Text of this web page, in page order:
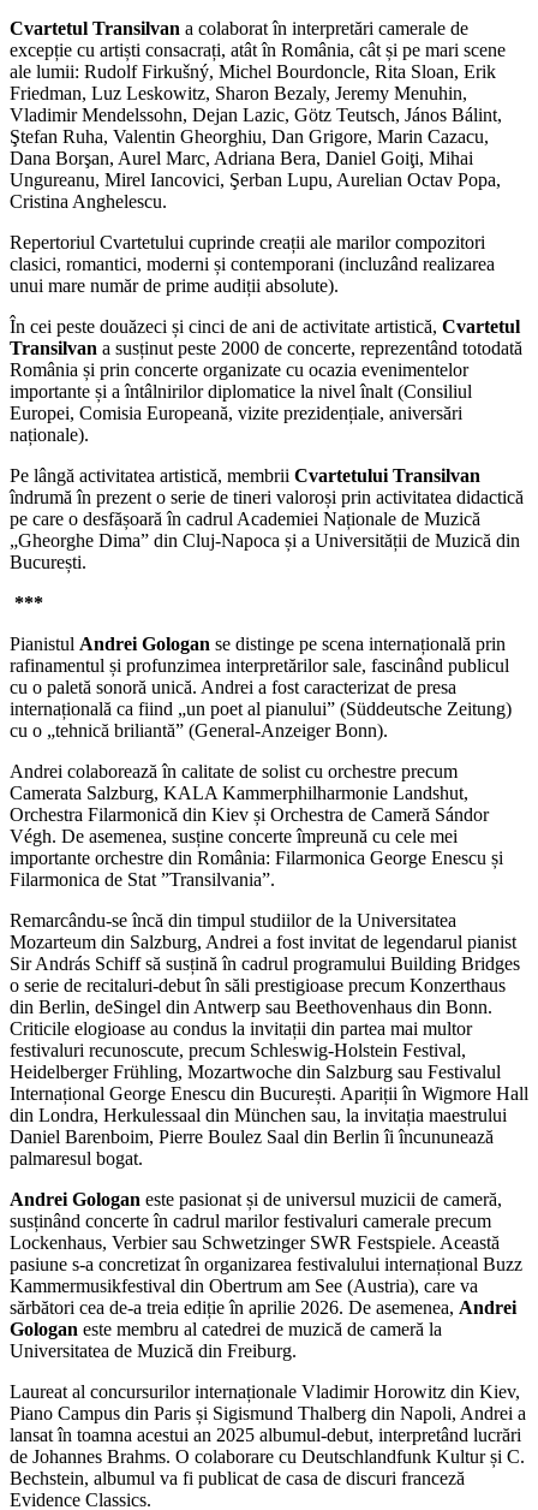
Cvartetul Transilvan a colaborat în interpretări camerale de
excepție cu artiști consacrați, atât în România, cât și pe mari scene
ale lumii: Rudolf Firkušný, Michel Bourdoncle, Rita Sloan, Erik
Friedman, Luz Leskowitz, Sharon Bezaly, Jeremy Menuhin,
Vladimir Mendelssohn, Dejan Lazic, Götz Teutsch, János Bálint,
Ştefan Ruha, Valentin Gheorghiu, Dan Grigore, Marin Cazacu,
Dana Borşan, Aurel Marc, Adriana Bera, Daniel Goiţi, Mihai
Ungureanu, Mirel Iancovici, Şerban Lupu, Aurelian Octav Popa,
Cristina Anghelescu.
Repertoriul Cvartetului cuprinde creații ale marilor compozitori
clasici, romantici, moderni și contemporani (incluzând realizarea
unui mare număr de prime audiții absolute).
În cei peste douăzeci și cinci de ani de activitate artistică, Cvartetul
Transilvan a susținut peste 2000 de concerte, reprezentând totodată
România și prin concerte organizate cu ocazia evenimentelor
importante și a întâlnirilor diplomatice la nivel înalt (Consiliul
Europei, Comisia Europeană, vizite prezidențiale, aniversări
naționale).
Pe lângă activitatea artistică, membrii Cvartetului Transilvan
îndrumă în prezent o serie de tineri valoroși prin activitatea didactică
pe care o desfășoară în cadrul Academiei Naționale de Muzică
„Gheorghe Dima” din Cluj-Napoca și a Universității de Muzică din
București.
***
Pianistul Andrei Gologan se distinge pe scena internațională prin
rafinamentul și profunzimea interpretărilor sale, fascinând publicul
cu o paletă sonoră unică. Andrei a fost caracterizat de presa
internațională ca fiind „un poet al pianului” (Süddeutsche Zeitung)
cu o „tehnică briliantă” (General-Anzeiger Bonn).
Andrei colaborează în calitate de solist cu orchestre precum
Camerata Salzburg, KALA Kammerphilharmonie Landshut,
Orchestra Filarmonică din Kiev și Orchestra de Cameră Sándor
Végh. De asemenea, susține concerte împreună cu cele mei
importante orchestre din România: Filarmonica George Enescu și
Filarmonica de Stat ”Transilvania”.
Remarcându-se încă din timpul studiilor de la Universitatea
Mozarteum din Salzburg, Andrei a fost invitat de legendarul pianist
Sir András Schiff să susțină în cadrul programului Building Bridges
o serie de recitaluri-debut în săli prestigioase precum Konzerthaus
din Berlin, deSingel din Antwerp sau Beethovenhaus din Bonn.
Criticile elogioase au condus la invitații din partea mai multor
festivaluri recunoscute, precum Schleswig-Holstein Festival,
Heidelberger Frühling, Mozartwoche din Salzburg sau Festivalul
Internațional George Enescu din București. Apariții în Wigmore Hall
din Londra, Herkulessaal din München sau, la invitația maestrului
Daniel Barenboim, Pierre Boulez Saal din Berlin îi încununează
palmaresul bogat.
Andrei Gologan este pasionat și de universul muzicii de cameră,
susținând concerte în cadrul marilor festivaluri camerale precum
Lockenhaus, Verbier sau Schwetzinger SWR Festspiele. Această
pasiune s-a concretizat în organizarea festivalului internațional Buzz
Kammermusikfestival din Obertrum am See (Austria), care va
sărbători cea de-a treia ediție în aprilie 2026. De asemenea, Andrei
Gologan este membru al catedrei de muzică de cameră la
Universitatea de Muzică din Freiburg.
Laureat al concursurilor internaționale Vladimir Horowitz din Kiev,
Piano Campus din Paris și Sigismund Thalberg din Napoli, Andrei a
lansat în toamna acestui an 2025 albumul-debut, interpretând lucrări
de Johannes Brahms. O colaborare cu Deutschlandfunk Kultur și C.
Bechstein, albumul va fi publicat de casa de discuri franceză
Evidence Classics.